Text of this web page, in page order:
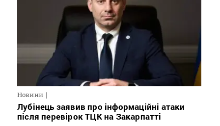
Новини
Лубінець заявив про інформаційні атаки
після перевірок ТЦК на Закарпатті